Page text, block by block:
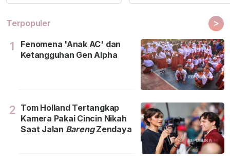
Terpopuler >
1
Fenomena 'Anak AC' dan
Ketangguhan Gen Alpha
2 Tom Holland Tertangkap
Kamera Pakai Cincin Nikah
Saat Jalan BarengZendaya